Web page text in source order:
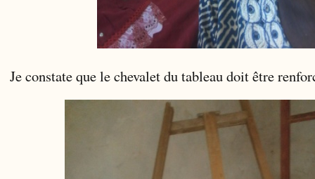
Je constate que le chevalet du tableau doit être